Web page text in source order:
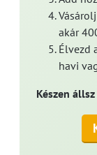
akár
Élvezd
havi
Készen